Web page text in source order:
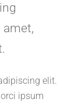
elit.
ipsum